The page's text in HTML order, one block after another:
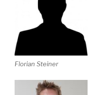
Florian Steiner